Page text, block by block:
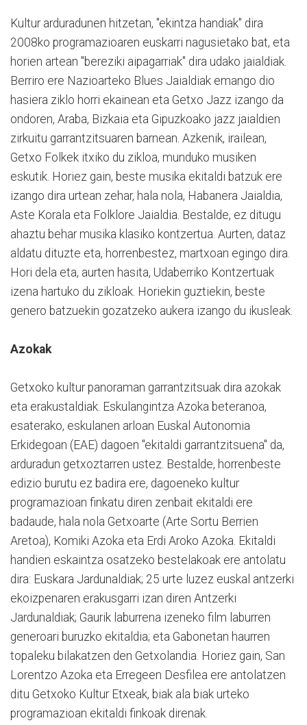
Kultur arduradunen hitzetan, "ekintza handiak" dira
2008ko programazioaren euskarri nagusietako bat, eta
horien artean "bereziki aipagarriak" dira udako jaialdiak.
Berriro ere Nazioarteko Blues Jaialdiak emango dio
hasiera ziklo horri ekainean eta Getxo Jazz izango da
ondoren, Araba, Bizkaia eta Gipuzkoako jazz jaialdien
zirkuitu garrantzitsuaren barnean. Azkenik, irailean,
Getxo Folkek itxiko du zikloa, munduko musiken
eskutik. Horiez gain, beste musika ekitaldi batzuk ere
izango dira urtean zehar, hala nola, Habanera Jaialdia,
Aste Korala eta Folklore Jaialdia. Bestalde, ez ditugu
ahaztu behar musika klasiko kontzertua. Aurten, dataz
aldatu dituzte eta, horrenbestez, martxoan egingo dira.
Hori dela eta, aurten hasita, Udaberriko Kontzertuak
izena hartuko du zikloak. Horiekin guztiekin, beste
genero batzuekin gozatzeko aukera izango du ikusleak.
Azokak
Getxoko kultur panoraman garrantzitsuak dira azokak
eta erakustaldiak. Eskulangintza Azoka beteranoa,
esaterako, eskulanen arloan Euskal Autonomia
Erkidegoan (EAE) dagoen "ekitaldi garrantzitsuena" da,
arduradun getxoztarren ustez. Bestalde, horrenbeste
edizio burutu ez badira ere, dagoeneko kultur
programazioan finkatu diren zenbait ekitaldi ere
badaude, hala nola Getxoarte (Arte Sortu Berrien
Aretoa), Komiki Azoka eta Erdi Aroko Azoka. Ekitaldi
handien eskaintza osatzeko bestelakoak ere antolatu
dira: Euskara Jardunaldiak; 25 urte luzez euskal antzerki
ekoizpenaren erakusgarri izan diren Antzerki
Jardunaldiak; Gaurik laburrena izeneko film laburren
generoari buruzko ekitaldia; eta Gabonetan haurren
topaleku bilakatzen den Getxolandia. Horiez gain, San
Lorentzo Azoka eta Erregeen Desfilea ere antolatzen
ditu Getxoko Kultur Etxeak, biak ala biak urteko
programazioan ekitaldi finkoak direnak.